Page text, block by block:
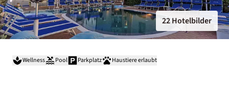
22 Hotelbilder
Wellness Pool Parkplatz Haustiere erlaubt